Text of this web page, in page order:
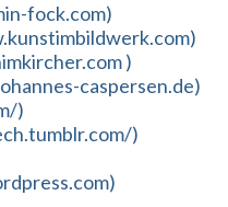
fock.com)
)
caspersen.de)
)
)